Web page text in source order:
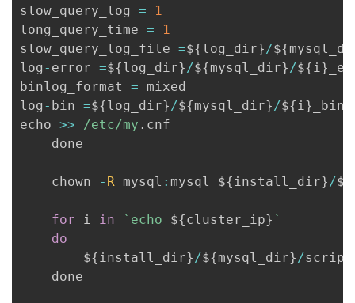
slow_query_log =
1
long_query_time =
1
slow_query_log_file =${log_dir}/${
log - error =${log_dir}/${mysql_dir}/${i}
binlog_format = mixed
log - bin =${log_dir}/${mysql_dir}/${i}
echo >> /etc/my . cnf
    done
    chown
- R mysql : mysql ${install_dir}/$
for i in ` echo ${cluster_ip} `
do
        $
{install_dir}/${mysql_dir}/
    done